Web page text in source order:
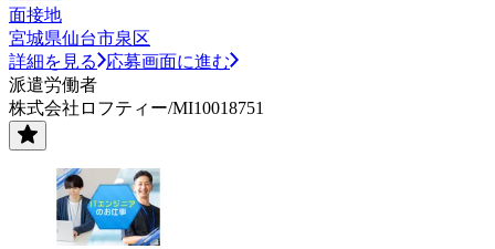
面接地
宮城県仙台市泉区
詳細を見る
応募画面に進む
派遣労働者
株式会社ロフティー/MI10018751